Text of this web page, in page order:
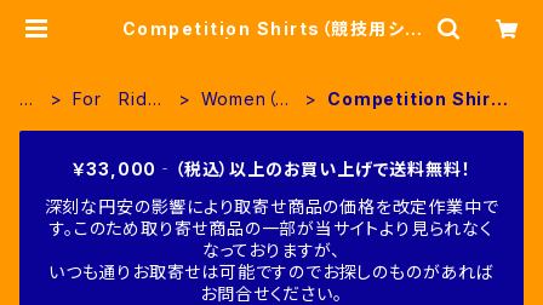
Competition Shirts（競技用シャ
H
For Rider
Women（女
Competition Shirts
￥33,000‐（税込）以上のお買い上げで送料無料！
深刻な円安の影響により取寄せ商品の価格を改定作業中で
す。このため取り寄せ商品の一部が当サイトより見られなく
なっておりますが、
いつも通りお取寄せは可能ですのでお探しのものがあれば
お問合せください。